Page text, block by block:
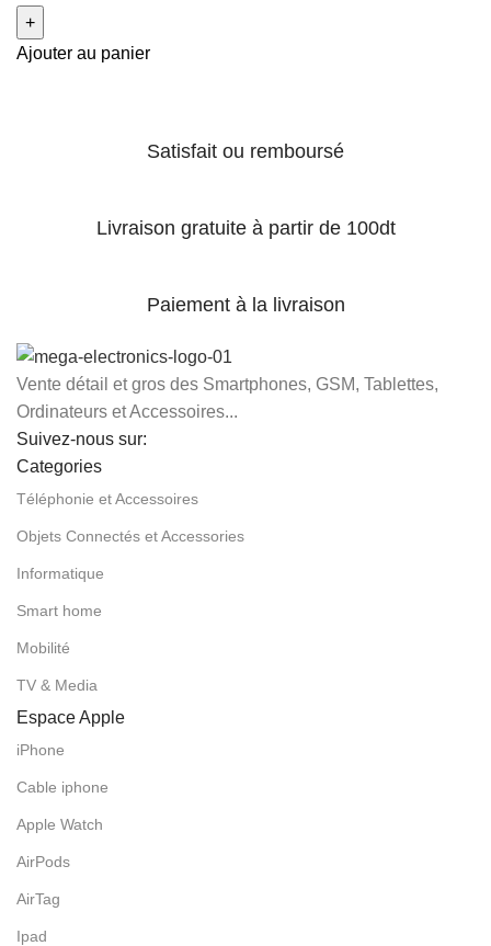
Ajouter au panier
Satisfait ou remboursé
Livraison gratuite à partir de 100dt
Paiement à la livraison
Vente détail et gros des Smartphones, GSM, Tablettes,
Ordinateurs et Accessoires...
Suivez-nous sur:
Categories
Téléphonie et Accessoires
Objets Connectés et Accessories
Informatique
Smart home
Mobilité
TV & Media
Espace Apple
iPhone
Cable iphone
Apple Watch
AirPods
AirTag
Ipad